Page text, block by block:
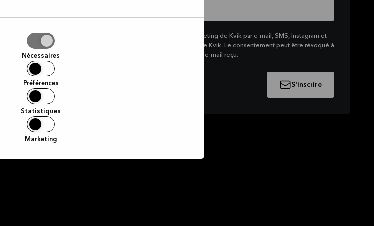
Nécessaires
Préférences
Statistiques
Marketing
J'accepte par la présente de recevoir du marketing de Kvik par e-mail, SMS, Instagram et
Facebook concernant la gamme de produits de Kvik. Le consentement peut être révoqué à
tout moment en cliquant sur le lien en bas d'un e-mail reçu.
S'inscrire